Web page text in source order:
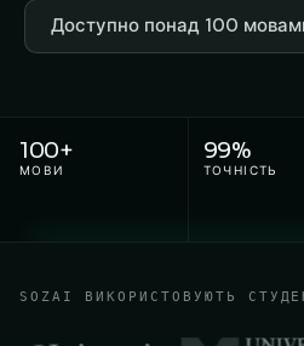
Доступно понад 100
100+
МОВИ
99%
ТОЧНІСТЬ
SOZAI ВИКОРИСТОВУЮТЬ